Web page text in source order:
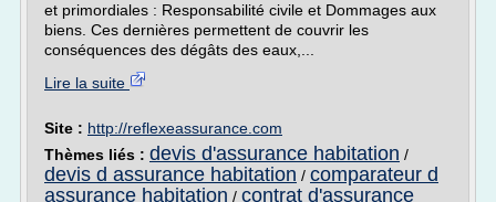
et primordiales : Responsabilité civile et Dommages aux
biens. Ces dernières permettent de couvrir les
conséquences des dégâts des eaux,...
Lire la suite
Site : http://reflexeassurance.com
Thèmes liés : devis d'assurance habitation /
devis d assurance habitation / comparateur d
assurance habitation / contrat d'assurance